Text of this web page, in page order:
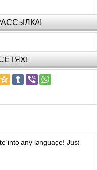
into any language! Just